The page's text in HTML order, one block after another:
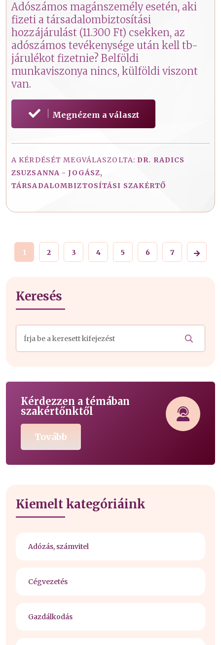
Adószámos magánszemély esetén, aki
fizeti a társadalombiztosítási
hozzájárulást (11.300 Ft) csekken, az
adószámos tevékenysége után kell tb-
járulékot fizetnie? Belföldi
munkaviszonya nincs, külföldi viszont
van.
Megnézem a választ
A KÉRDÉSÉT MEGVÁLASZOLTA: DR. RADICS
ZSUZSANNA - JOGÁSZ,
TÁRSADALOMBIZTOSÍTÁSI SZAKÉRTŐ
1 2 3 4 5 6 7
Keresés
Kérdezzen a témában
szakértőnktől
Tovább
Kiemelt kategóriáink
Adózás, számvitel
Cégvezetés
Gazdálkodás